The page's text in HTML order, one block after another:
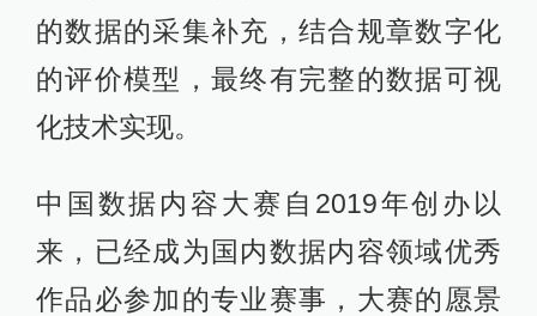
的数据的采集补充，结合规章数字化
的评价模型，最终有完整的数据可视
化技术实现。
中国数据内容大赛自2019年创办以
来，已经成为国内数据内容领域优秀
作品必参加的专业赛事，大赛的愿景